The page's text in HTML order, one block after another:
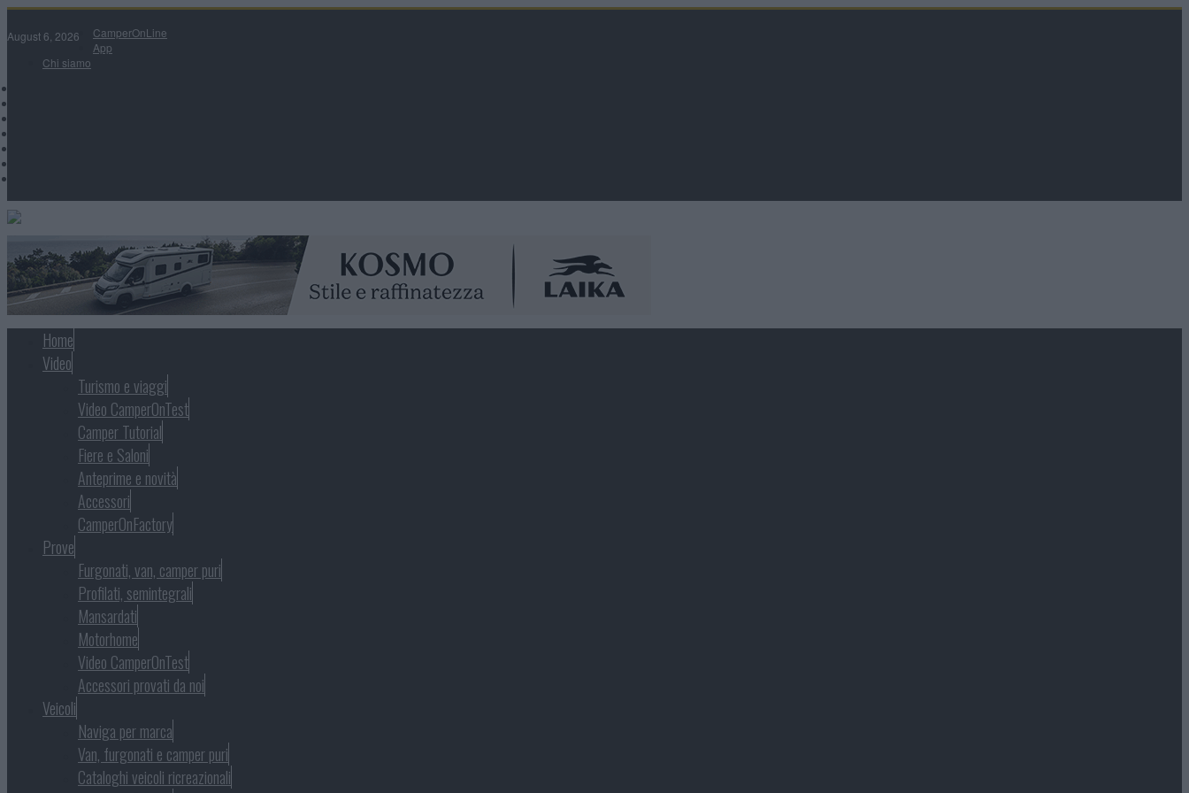
August 6, 2026
CamperOnLine
App
Chi siamo
Home
Video
Turismo e viaggi
Video CamperOnTest
Camper Tutorial
Fiere e Saloni
Anteprime e novità
Accessori
CamperOnFactory
Prove
Furgonati, van, camper puri
Profilati, semintegrali
Mansardati
Motorhome
Video CamperOnTest
Accessori provati da noi
Veicoli
Naviga per marca
Van, furgonati e camper puri
Cataloghi veicoli ricreazionali